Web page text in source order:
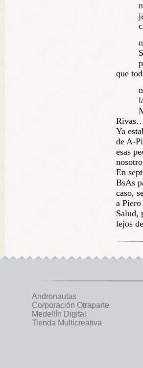
que
Ya
de A-
esas
En
BsAs
caso,
a Piero
Salud,
lejos
Andronautas
Corporación Otraparte
Medellín Digital
Tienda Multicreativa